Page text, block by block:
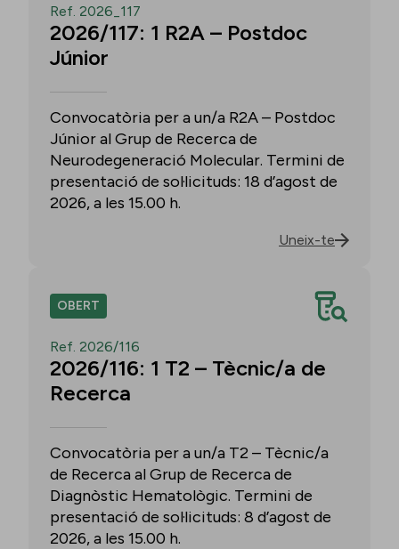
Ref. 2026_117
2026/117: 1 R2A – Postdoc
Júnior
Convocatòria per a un/a R2A – Postdoc
Júnior al Grup de Recerca de
Neurodegeneració Molecular. Termini de
presentació de sol·licituds: 18 d’agost de
2026, a les 15.00 h.
Uneix-te
OBERT
Ref. 2026/116
2026/116: 1 T2 – Tècnic/a de
Recerca
Convocatòria per a un/a T2 – Tècnic/a
de Recerca al Grup de Recerca de
Diagnòstic Hematològic. Termini de
presentació de sol·licituds: 8 d’agost de
2026, a les 15.00 h.